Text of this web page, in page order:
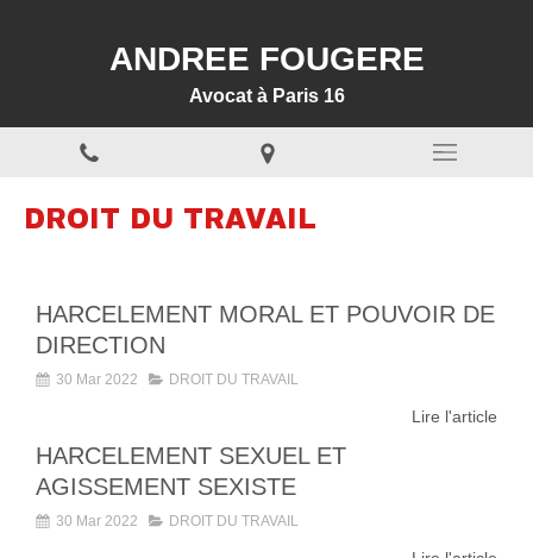
ANDREE FOUGERE
Avocat à Paris 16
DROIT DU TRAVAIL
HARCELEMENT MORAL ET POUVOIR DE
DIRECTION
30 Mar 2022 DROIT DU TRAVAIL
Lire l'article
HARCELEMENT SEXUEL ET
AGISSEMENT SEXISTE
30 Mar 2022 DROIT DU TRAVAIL